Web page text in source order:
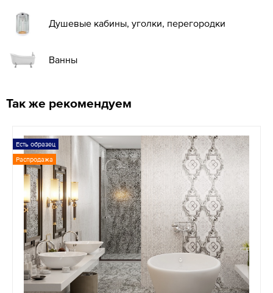
Душевые кабины, уголки, перегородки
Ванны
Так же рекомендуем
Есть образец
Распродажа